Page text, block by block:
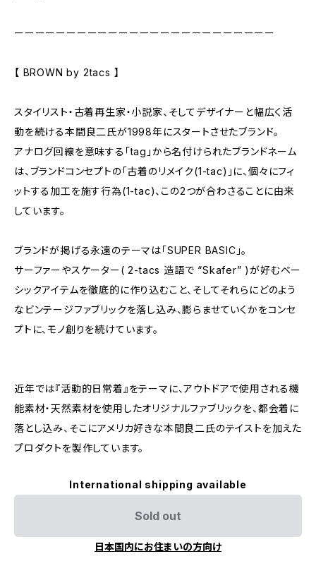
ーーーーーーーーーーーーーーーーーーーーーーーーー
【 BROWN by 2tacs 】
スタイリスト・古着再生家・小説家、そしてデザイナーと幅広く活
動を続ける本間良二氏が1998年にスタートさせたブランド。
アナログ回線を意味する「tag」から名付けられたブランドネーム
は、ブランドコンセプトの「古着のリメイク(1-tac)」に、個々にフィ
ットする加工を施す行為(1-tac)、この2つが合わさることに由来
しています。
ブランドが掲げる永遠のテーマは「SUPER BASIC」。
サーファーやスケーター( 2-tacs 造語で “Skafer” )が好むベー
シックアイテムを徹底的に作り込むこと、そしてそれらにどのよう
なビンテージファブリックを落し込み、膨らませていくかをコンセ
プトに、モノ創りを続けています。
近年では『活動的日常着』をテーマに、アウトドアで使用される機
能素材・天然素材を使用したオリジナルファブリックを、都会着に
落とし込み、そこにアメリカ好きな本間良二氏のテイストを加えた
プロダクトを製作しています。
International shipping available
Sold out
日本国内にお住まいの方向け